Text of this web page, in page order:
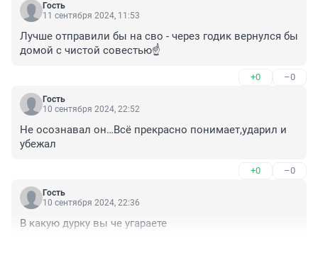
Гость
11 сентября 2024, 11:53
Лучше отправили бы на сво - через годик вернулся бы
домой с чистой совестью☝ ️
+0 –0
Гость
10 сентября 2024, 22:52
Не осознавал он…Всё прекрасно понимает,ударил и
убежал
+0 –0
Гость
10 сентября 2024, 22:36
В какую дурку вы че угараете